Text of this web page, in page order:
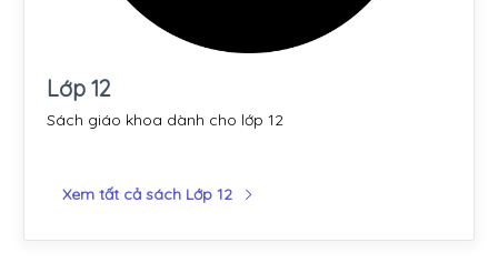
Lớp 12
Sách giáo khoa dành cho lớp 12
Xem tất cả sách Lớp 12